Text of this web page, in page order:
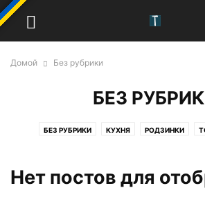
Домой Без рубрики
БЕЗ
БЕЗ РУБРИКИ КУХНЯ РОДЗИНКИ
Нет постов для